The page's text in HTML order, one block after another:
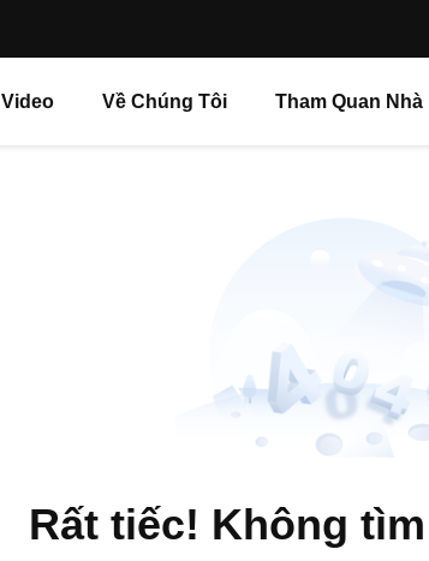
Video Về Chúng Tôi Tham Quan Nhà
Rất tiếc! Không